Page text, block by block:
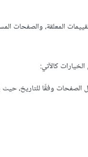
المعلقة، والصفحات
كالآتي:
الصفحات وفقًا للتاريخ،